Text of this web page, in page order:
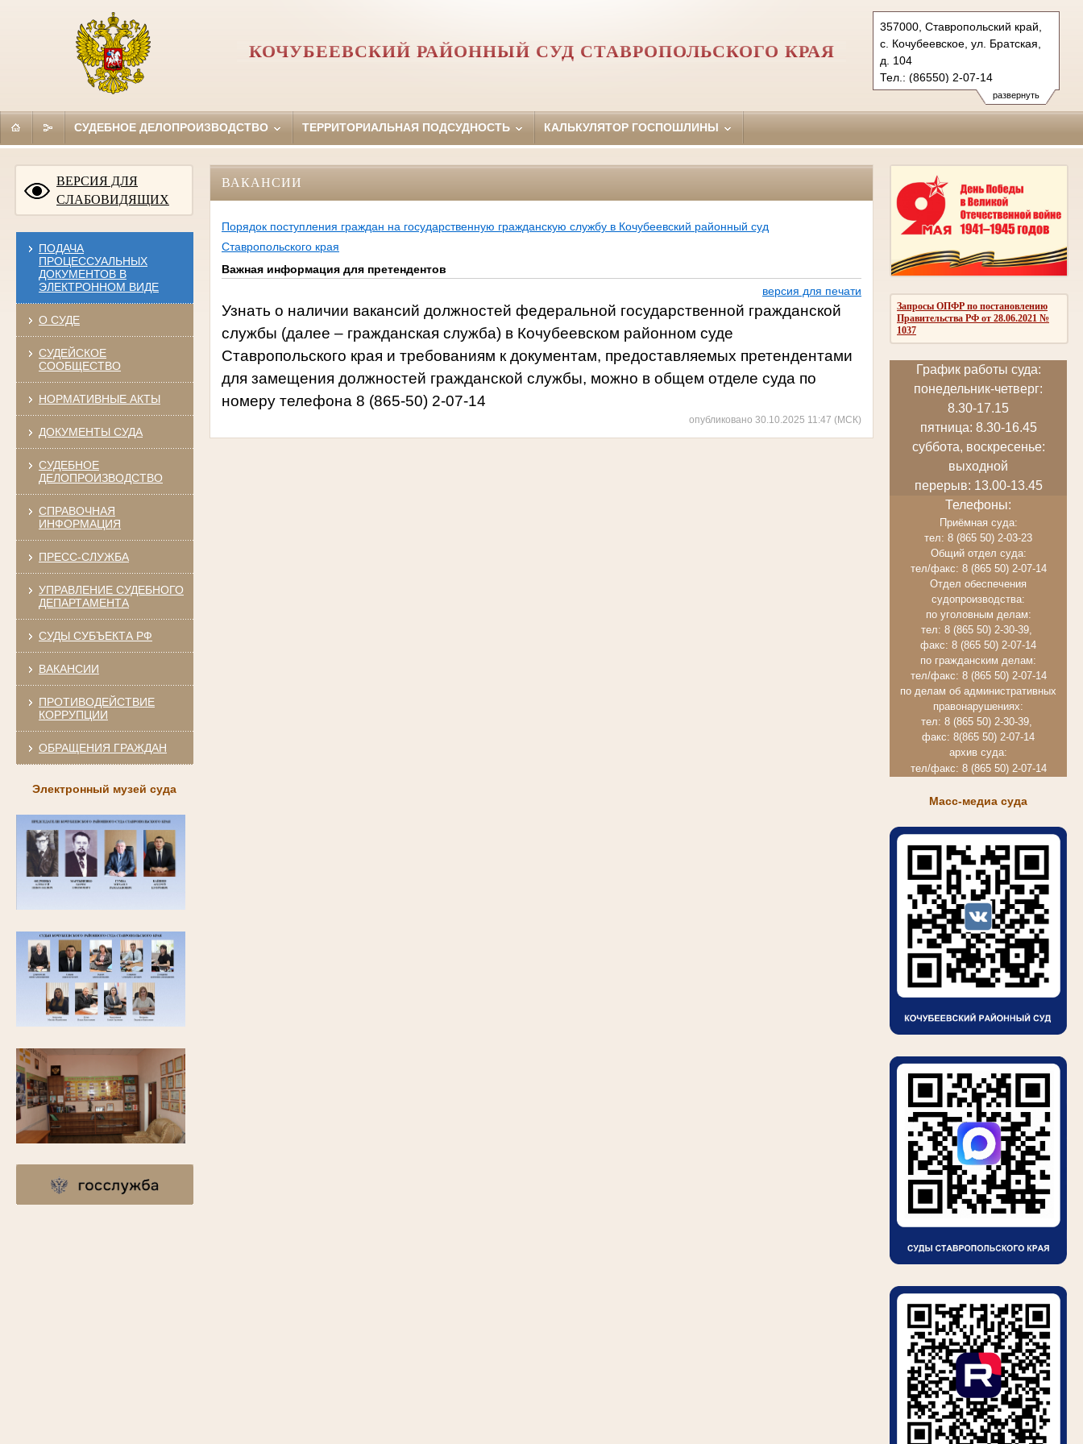
развернуть
357000, Ставропольский край,
с. Кочубеевское, ул. Братская,
д. 104
Тел.: (86550) 2-07-14
kochubeevsky.stv@sudrf.ru
показать на карте
КОЧУБЕЕВСКИЙ РАЙОННЫЙ СУД СТАВРОПОЛЬСКОГО КРАЯ
СУДЕБНОЕ ДЕЛОПРОИЗВОДСТВО ТЕРРИТОРИАЛЬНАЯ ПОДСУДНОСТЬ КАЛЬКУЛЯТОР ГОСПОШЛИНЫ
ВЕРСИЯ ДЛЯ
СЛАБОВИДЯЩИХ
ПОДАЧА
ПРОЦЕССУАЛЬНЫХ
ДОКУМЕНТОВ В
ЭЛЕКТРОННОМ ВИДЕ
О СУДЕ
СУДЕЙСКОЕ
СООБЩЕСТВО
НОРМАТИВНЫЕ АКТЫ
ДОКУМЕНТЫ СУДА
СУДЕБНОЕ
ДЕЛОПРОИЗВОДСТВО
СПРАВОЧНАЯ
ИНФОРМАЦИЯ
ПРЕСС-СЛУЖБА
УПРАВЛЕНИЕ СУДЕБНОГО
ДЕПАРТАМЕНТА
СУДЫ СУБЪЕКТА РФ
ВАКАНСИИ
ПРОТИВОДЕЙСТВИЕ
КОРРУПЦИИ
ОБРАЩЕНИЯ ГРАЖДАН
Электронный музей суда
Запросы ОПФР по постановлению
Правительства РФ от 28.06.2021 №
1037
График работы суда:
понедельник-четверг:
8.30-17.15
пятница: 8.30-16.45
суббота, воскресенье:
выходной
перерыв: 13.00-13.45
Телефоны:
Приёмная суда:
тел: 8 (865 50) 2-03-23
Общий отдел суда:
тел/факс: 8 (865 50) 2-07-14
Отдел обеспечения
судопроизводства:
по уголовным делам:
тел: 8 (865 50) 2-30-39,
факс: 8 (865 50) 2-07-14
по гражданским делам:
тел/факс: 8 (865 50) 2-07-14
по делам об административных
правонарушениях:
тел: 8 (865 50) 2-30-39,
факс: 8(865 50) 2-07-14
архив суда:
тел/факс: 8 (865 50) 2-07-14
Масс-медиа суда
ВАКАНСИИ
Порядок поступления граждан на государственную гражданскую службу в Кочубеевский районный суд
Ставропольского края
Важная информация для претендентов
версия для печати
Узнать о наличии вакансий должностей федеральной государственной гражданской
службы (далее – гражданская служба) в Кочубеевском районном суде
Ставропольского края и требованиям к документам, предоставляемых претендентами
для замещения должностей гражданской службы, можно в общем отделе суда по
номеру телефона 8 (865-50) 2-07-14
опубликовано 30.10.2025 11:47 (МСК)